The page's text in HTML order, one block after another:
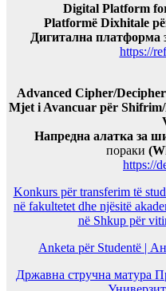
Digital Platform
Platformë Dixhitale
Дигитална платформа
https://
Advanced Cipher/
Mjet i Avancuar për
Напредна алатка за
пораки
https://
Konkurs për transferim të
në fakultetet dhe njësitë
në Shkup për
Anketa për Studentë |
Државна стручна матура